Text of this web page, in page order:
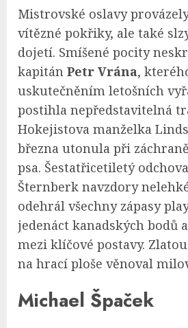
Mistrovské oslavy
vítězné pokřiky, ale také
dojetí. Smíšené pocity
kapitán Petr Vrána,
uskutečněním letošních
postihla nepředstavitelná
Hokejistova manželka
března utonula při
psa. Šestatřicetiletý
Šternberk navzdory
odehrál všechny zápasy
jedenáct kanadských bodů
mezi klíčové postavy.
na hrací ploše věnoval
Michael Špaček